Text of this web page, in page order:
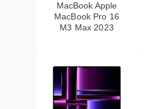
MacBook Apple
MacBook Pro 16
M3 Max 2023